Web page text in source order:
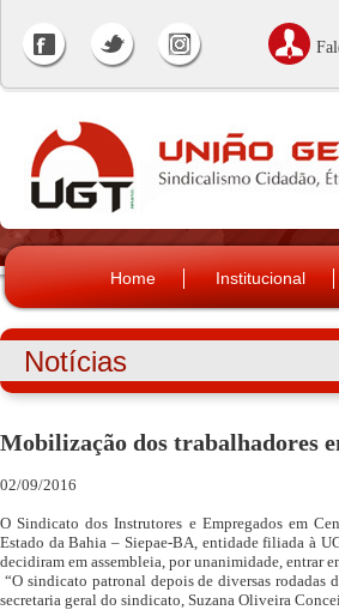
Home Institucional
Notícias
Mobilização dos trabalhadores
02/09/2016
O Sindicato dos Instrutores e Empregados em
Estado da Bahia – Siepae-BA, entidade filiada à
decidiram em assembleia, por unanimidade, entrar
“O sindicato patronal depois de diversas rodadas
secretaria geral do sindicato, Suzana Oliveira